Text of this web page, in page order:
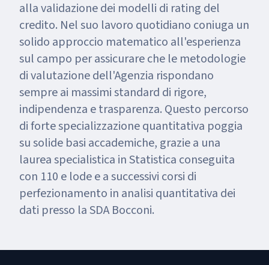
alla validazione dei modelli di rating del
credito. Nel suo lavoro quotidiano coniuga un
solido approccio matematico all'esperienza
sul campo per assicurare che le metodologie
di valutazione dell'Agenzia rispondano
sempre ai massimi standard di rigore,
indipendenza e trasparenza. Questo percorso
di forte specializzazione quantitativa poggia
su solide basi accademiche, grazie a una
laurea specialistica in Statistica conseguita
con 110 e lode e a successivi corsi di
perfezionamento in analisi quantitativa dei
dati presso la SDA Bocconi.